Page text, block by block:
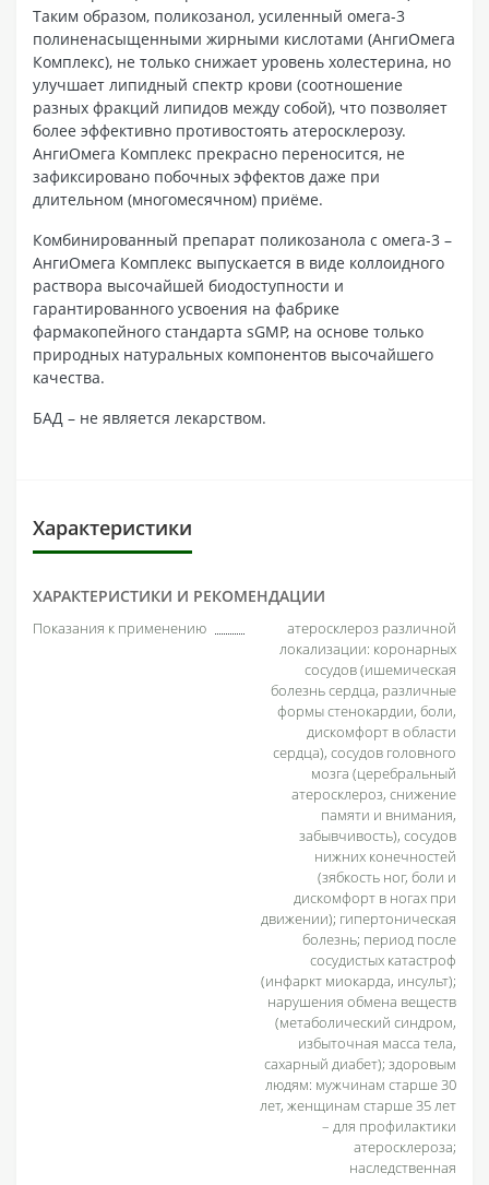
Таким образом, поликозанол, усиленный омега-3
полиненасыщенными жирными кислотами (АнгиОмега
Комплекс), не только снижает уровень холестерина, но
улучшает липидный спектр крови (соотношение
разных фракций липидов между собой), что позволяет
более эффективно противостоять атеросклерозу.
АнгиОмега Комплекс прекрасно переносится, не
зафиксировано побочных эффектов даже при
длительном (многомесячном) приёме.
Комбинированный препарат поликозанола с омега-3 –
АнгиОмега Комплекс выпускается в виде коллоидного
раствора высочайшей биодоступности и
гарантированного усвоения на фабрике
фармакопейного стандарта sGMP, на основе только
природных натуральных компонентов высочайшего
качества.
БАД – не является лекарством.
Характеристики
ХАРАКТЕРИСТИКИ И РЕКОМЕНДАЦИИ
Показания к применению
атеросклероз различной
локализации: коронарных
сосудов (ишемическая
болезнь сердца, различные
формы стенокардии, боли,
дискомфорт в области
сердца), сосудов головного
мозга (церебральный
атеросклероз, снижение
памяти и внимания,
забывчивость), сосудов
нижних конечностей
(зябкость ног, боли и
дискомфорт в ногах при
движении); гипертоническая
болезнь; период после
сосудистых катастроф
(инфаркт миокарда, инсульт);
нарушения обмена веществ
(метаболический синдром,
избыточная масса тела,
сахарный диабет); здоровым
людям: мужчинам старше 30
лет, женщинам старше 35 лет
– для профилактики
атеросклероза;
наследственная